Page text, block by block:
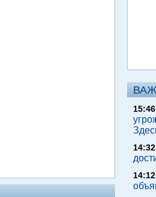
15:46
14:32
14:12